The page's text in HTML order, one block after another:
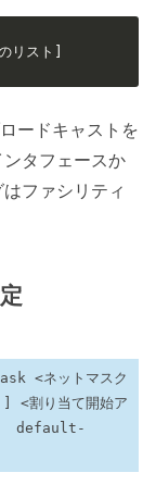
リスト]
ードキャストを
タフェースか
ファシリティ
<ネットマスク
割り当て開始ア
default-